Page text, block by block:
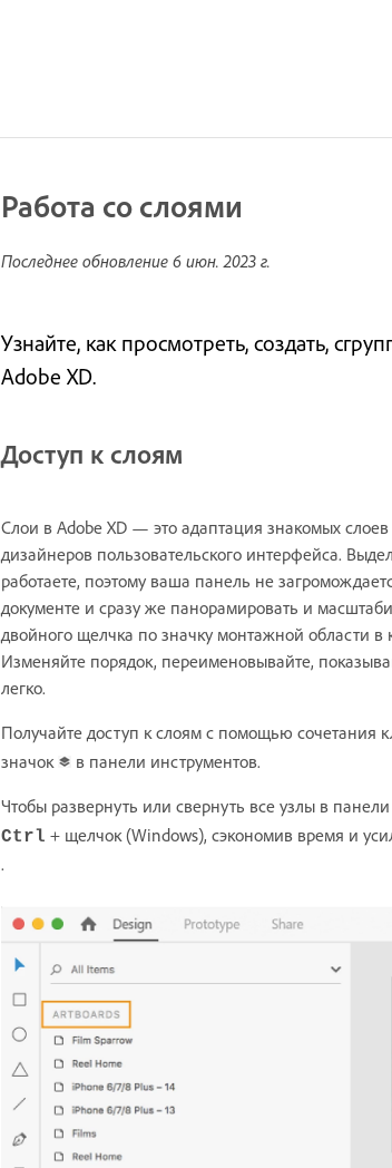
Работа со слоями
Последнее обновление 6 июн. 2023 г.
Узнайте, как просмотреть, создать,
Adobe XD.
Доступ к слоям
Слои в Adobe XD — это адаптация знакомых
дизайнеров пользовательского интерфейса.
работаете, поэтому ваша панель не
документе и сразу же панорамировать и
двойного щелчка по значку монтажной области в
Изменяйте порядок, переименовывайте,
легко.
Получайте доступ к слоям с помощью сочетания
значок
в панели инструментов.
Чтобы развернуть или свернуть все узлы в панели
Ctrl + щелчок (Windows), сэкономив время и
.